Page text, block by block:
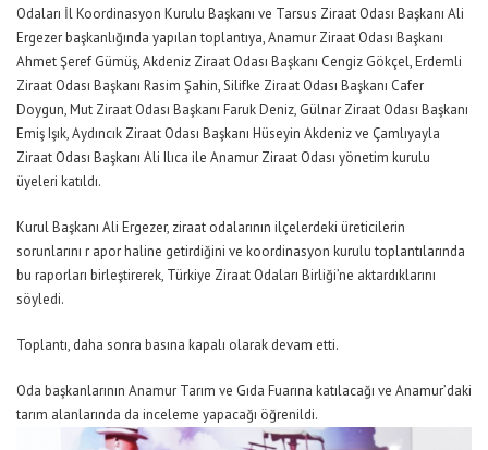
Odaları İl Koordinasyon Kurulu Başkanı ve Tarsus Ziraat Odası Başkanı Ali
Ergezer başkanlığında yapılan toplantıya, Anamur Ziraat Odası Başkanı
Ahmet Şeref Gümüş, Akdeniz Ziraat Odası Başkanı Cengiz Gökçel, Erdemli
Ziraat Odası Başkanı Rasim Şahin, Silifke Ziraat Odası Başkanı Cafer
Doygun, Mut Ziraat Odası Başkanı Faruk Deniz, Gülnar Ziraat Odası Başkanı
Emiş Işık, Aydıncık Ziraat Odası Başkanı Hüseyin Akdeniz ve Çamlıyayla
Ziraat Odası Başkanı Ali Ilıca ile Anamur Ziraat Odası yönetim kurulu
üyeleri katıldı.
Kurul Başkanı Ali Ergezer, ziraat odalarının ilçelerdeki üreticilerin
sorunlarını r apor haline getirdiğini ve koordinasyon kurulu toplantılarında
bu raporları birleştirerek, Türkiye Ziraat Odaları Birliği’ne aktardıklarını
söyledi.
Toplantı, daha sonra basına kapalı olarak devam etti.
Oda başkanlarının Anamur Tarım ve Gıda Fuarına katılacağı ve Anamur’daki
tarım alanlarında da inceleme yapacağı öğrenildi.